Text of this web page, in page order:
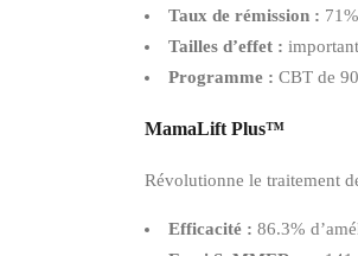
Taux de rémission :
Tailles d’effet :
Programme : CBT de
MamaLift Plus™
Révolutionne le traitement
Efficacité : 86.3%